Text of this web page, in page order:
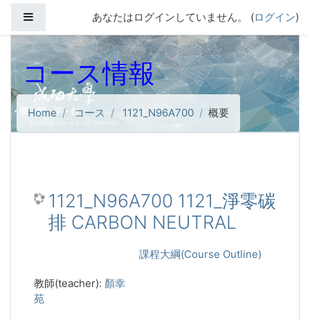
サイドパネルあなたはログインしていません。 (ログイン)
コース情報
Home コース 1121_N96A700 概要
1121_N96A700 1121_淨零碳
排 CARBON NEUTRAL
課程大綱(Course Outline)
教師(teacher): 顏幸
苑